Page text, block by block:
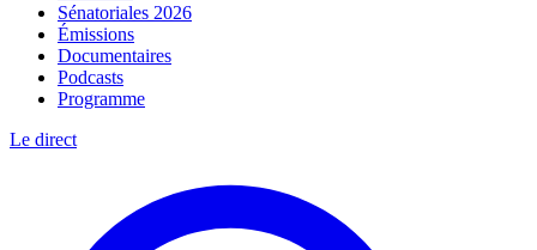
Sénatoriales 2026
Émissions
Documentaires
Podcasts
Programme
Le direct